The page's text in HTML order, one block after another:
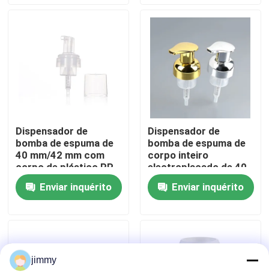
Sobre nós
Excursão da fábrica
Contacte-nos
Notícia
mini pulverizador do disparador
Dispensador de
bomba de espuma de
40 mm/42 mm com
corpo de plástico PP
e mola de aço
inoxidável SS304 para
cosméticos
Enviar inquérito
Dispensador de
bomba de espuma de
corpo inteiro
electroplacado de 40
mm e 42 mm com alta
produção de espuma
para produtos de
Enviar inquérito
jimmy